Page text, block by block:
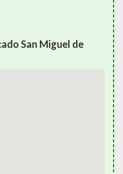
San Miguel de